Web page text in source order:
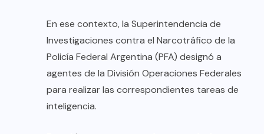
En ese contexto, la Superintendencia de
Investigaciones contra el Narcotráfico de la
Policía Federal Argentina (PFA) designó a
agentes de la División Operaciones Federales
para realizar las correspondientes tareas de
inteligencia.